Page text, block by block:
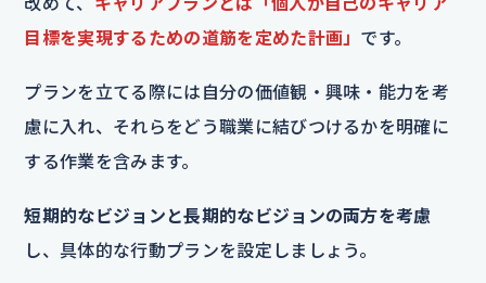
目標を実現するための道筋を定めた計画」 です。
プランを立てる際には自分の価値観・興味・能力を考
慮に入れ、それらをどう職業に結びつけるかを明確に
する作業を含みます。
短期的なビジョンと長期的なビジョンの両方を考慮
し、具体的な行動プランを設定しましょう。